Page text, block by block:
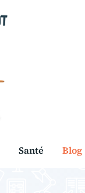
Santé Blog